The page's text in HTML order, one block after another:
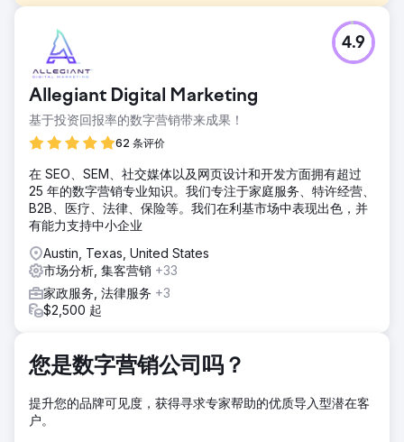
数百万人在网上寻求 ADHD 的帮助，其中 99.9% 的人都没有
找到 ADDA——不是因为缺乏权威，而是因为他们无法与那些
采用 SEO 策略的人竞争。这意味着 ADDA 的真正声音正在被
利润驱动的公司所掩盖。
解决方案
内容策略 - 从分析到执行 1. 关键词和转化映射 2. 内部链接定
EEAT 指南
结果
12 个月内，ADD.org 的自然覆盖范围猛增： - 自然搜索流量增
增加了 630.77%。 - 3,532 个关键词排名前 20，增长
87.6%。
Allegiant Digital Marketing
基于投资回报率的数字营销带来成果！
62 条评价
4.9
在 SEO、SEM、社交媒体以及网页设计和开发方面拥有超过
25 年的数字营销专业知识。我们专注于家庭服务、特许经营、
B2B、医疗、法律、保险等。我们在利基市场中表现出色，并
有能力支持中小企业
Austin, Texas, United States
市场分析, 集客营销 +33
家政服务, 法律服务 +3
$2,500 起
您是数字营销公司吗？
提升您的品牌可见度，获得寻求专家帮助的优质导入型潜在客
户。